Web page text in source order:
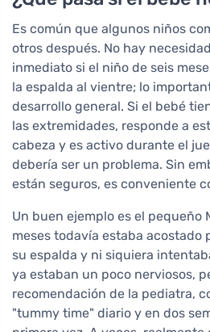
Es común que algunos niños
otros después. No hay
inmediato si el niño de seis
la espalda al vientre; lo
desarrollo general. Si el bebé
las extremidades, responde a
cabeza y es activo durante el
debería ser un problema. Sin
están seguros, es conveniente
Un buen ejemplo es el pequeño
meses todavía estaba acostado
su espalda y ni siquiera
ya estaban un poco nerviosos,
recomendación de la pediatra,
"tummy time" diario y en dos